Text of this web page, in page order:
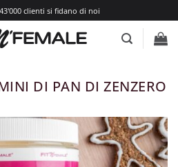
clienti si fidano di noi
DI PAN DI ZENZERO